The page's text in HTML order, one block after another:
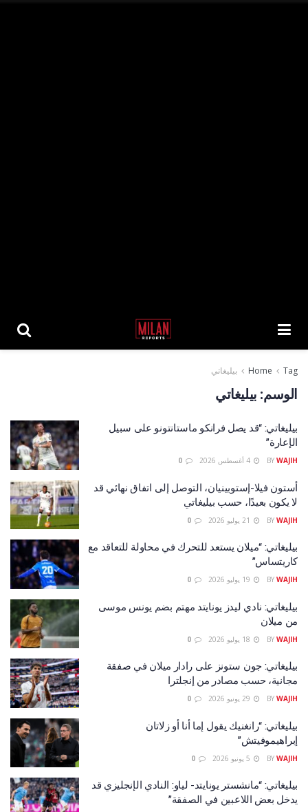
Home Tag بيليغاتي
الوسم: بيليغاتي
بيليغاتي: “قد يصل فرانكو ماستانتونو على سبيل
الإعارة”
BY WAJIH
أستون فيلا-إستوبينيان، التوصل إلى اتفاق نهائي قد
لا يكون بعيدًا، حسب بيليغاتي
BY WAJIH
بيليغاتي: “ميلان يستعد للتحرك في محاولة للتعاقد مع
كاريتساس”
BY WAJIH
بيليغاتي: نادي ليدز يونايتد مهتم بضم يونس موسى
من ميلان
BY WAJIH
بيليغاتي: جون ستونز على رادار ميلان في صفقة
مجانية، حسب مصادر من إنجلترا
BY WAJIH
بيليغاتي: “رانغنيك يقول إما أنا أو زلاتان
إبراهيموفيتش”
BY WAJIH
بيليغاتي: “مانشستر يونايتد- لياو: النادي الإنجليزي قد
يدخل بعض اللاعبين في الصفقة”